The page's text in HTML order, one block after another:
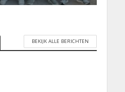
BEKIJK ALLE BERICHTEN